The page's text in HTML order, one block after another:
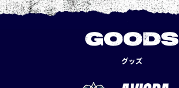
GOODS
グッズ